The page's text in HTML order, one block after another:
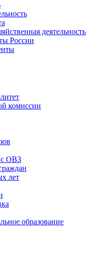
деятельность
России
комиссии
с ОВЗ
лет
образование